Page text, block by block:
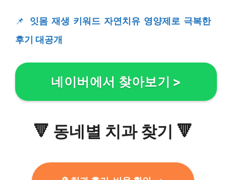
📌 잇몸 재생 키워드 자연치유 영양제로 극복한
후기 대공개
네이버에서 찾아보기 >
🔻 동네별 치과 찾기 🔻